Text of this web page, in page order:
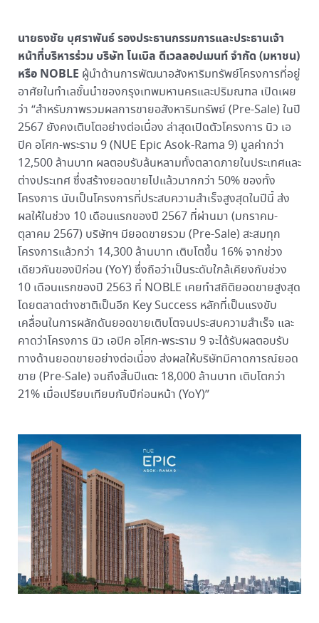
นายธงชัย บุศราพันธ์ รองประธานกรรมการและประธานเจ้า
หน้าที่บริหารร่วม บริษัท โนเบิล ดีเวลลอปเมนท์ จำกัด (มหาชน)
หรือ NOBLE ผู้นำด้านการพัฒนาอสังหาริมทรัพย์โครงการที่อยู่
อาศัยในทำเลชั้นนำของกรุงเทพมหานครและปริมณฑล เปิดเผย
ว่า “สำหรับภาพรวมผลการขายอสังหาริมทรัพย์ (Pre-Sale) ในปี
2567 ยังคงเติบโตอย่างต่อเนื่อง ล่าสุดเปิดตัวโครงการ นิว เอ
ปิค อโศก-พระราม 9 (NUE Epic Asok-Rama 9) มูลค่ากว่า
12,500 ล้านบาท ผลตอบรับล้นหลามทั้งตลาดภายในประเทศและ
ต่างประเทศ ซึ่งสร้างยอดขายไปแล้วมากกว่า 50% ของทั้ง
โครงการ นับเป็นโครงการที่ประสบความสำเร็จสูงสุดในปีนี้ ส่ง
ผลให้ในช่วง 10 เดือนแรกของปี 2567 ที่ผ่านมา (มกราคม-
ตุลาคม 2567) บริษัทฯ มียอดขายรวม (Pre-Sale) สะสมทุก
โครงการแล้วกว่า 14,300 ล้านบาท เติบโตขึ้น 16% จากช่วง
เดียวกันของปีก่อน (YoY) ซึ่งถือว่าเป็นระดับใกล้เคียงกับช่วง
10 เดือนแรกของปี 2563 ที่ NOBLE เคยทำสถิติยอดขายสูงสุด
โดยตลาดต่างชาติเป็นอีก Key Success หลักที่เป็นแรงขับ
เคลื่อนในการผลักดันยอดขายเติบโตจนประสบความสำเร็จ และ
คาดว่าโครงการ นิว เอปิค อโศก-พระราม 9 จะได้รับผลตอบรับ
ทางด้านยอดขายอย่างต่อเนื่อง ส่งผลให้บริษัทมีคาดการณ์ยอด
ขาย (Pre-Sale) จนถึงสิ้นปีแตะ 18,000 ล้านบาท เติบโตกว่า
21% เมื่อเปรียบเทียบกับปีก่อนหน้า (YoY)”